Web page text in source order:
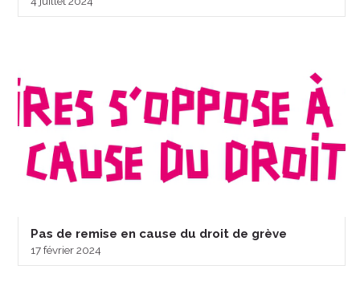
Pas de remise en cause du droit de grève
17 février 2024